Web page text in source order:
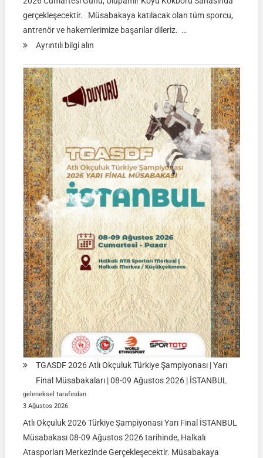
gerçekleşecektir. Müsabakaya katılacak olan tüm sporcu,
antrenör ve hakemlerimize başarılar dileriz. …
Ayrıntılı bilgi alın:
KÖKBÖRÜ
LİGİ
|
Yarı
Final
Müsabakası
15
Ağustos
2026
|
Ulupamir-
Erciş/VAN
TGASDF 2026 Atlı Okçuluk Türkiye Şampiyonası | Yarı
Final Müsabakaları | 08-09 Ağustos 2026 | İSTANBUL
geleneksel tarafından
3 Ağustos 2026
Atlı Okçuluk 2026 Türkiye Şampiyonası Yarı Final İSTANBUL
Müsabakası 08-09 Ağustos 2026 tarihinde, Halkalı
Atasporları Merkezinde Gerçekleşecektir. Müsabakaya